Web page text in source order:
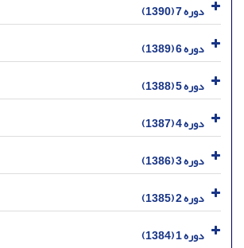
دوره 7 (1390)
دوره 6 (1389)
دوره 5 (1388)
دوره 4 (1387)
دوره 3 (1386)
دوره 2 (1385)
دوره 1 (1384)